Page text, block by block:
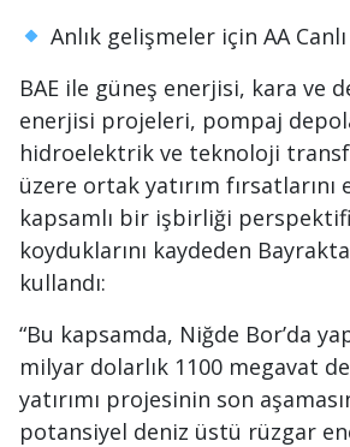
Anlık gelişmeler için AA Canlı
BAE ile güneş enerjisi, kara ve
enerjisi projeleri, pompaj
hidroelektrik ve teknoloji
üzere ortak yatırım fırsatlarını
kapsamlı bir işbirliği
koyduklarını kaydeden
kullandı:
“Bu kapsamda, Niğde Bor’da
milyar dolarlık 1100 megavat
yatırımı projesinin son
potansiyel deniz üstü rüzgar